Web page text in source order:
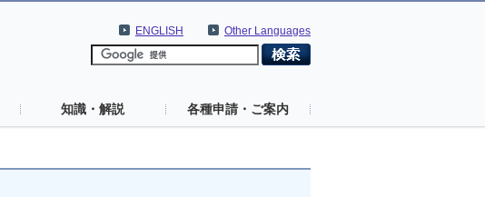
Other Languages
ENGLISH
知識・解説 各種申請・ご案内